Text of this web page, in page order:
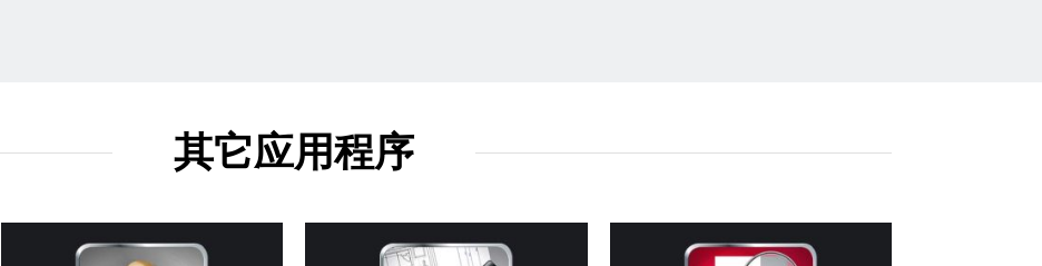
其它应用程序